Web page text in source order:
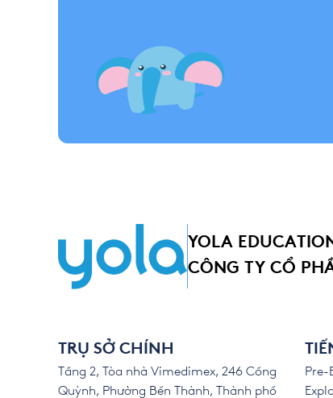
YOLA
CÔNG TY CỔ
TRỤ SỞ CHÍNH
Tầng 2, Tòa nhà Vimedimex, 246 Cống
Quỳnh, Phường Bến Thành, Thành phố
Pre-